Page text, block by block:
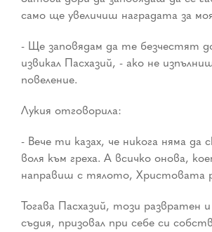
само ще увеличиш наградата за
- Ще заповядам да те безчестят
извикал Пасхазий, - ако не
повеление.
Лукия отговорила:
- Вече ти казах, че никога няма да
воля към греха. А всичко онова,
направиш с тялото, Христовата
Тогава Пасхазий, този развратен
съдия, призовал при себе си